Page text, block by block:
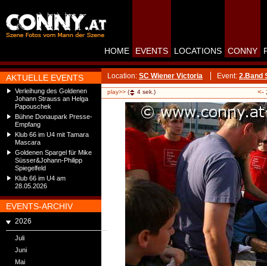
AKTUELLE EVENTS
Verleihung des Goldenen
Johann Strauss an Helga
Papouschek
Bühne Donaupark Presse-
Empfang
Klub 66 im U4 mit Tamara
Mascara
Goldenen Spargel für Mike
Süsser&Johann-Philipp
Spiegelfeld
Klub 66 im U4 am
28.05.2026
EVENTS-ARCHIV
2026
Juli
Juni
Mai
HOME EVENTS LOCATIONS CONNY
Location: SC Wiener Victoria Event: 2.Band
play>> ( 4 sek.) <-